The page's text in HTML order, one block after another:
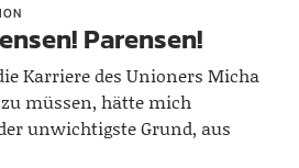
Parensen!
Karriere des Unioners Micha
müssen, hätte mich
unwichtigste Grund, aus